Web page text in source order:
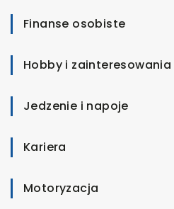
Finanse osobiste
Hobby i zainteresowania
Jedzenie i napoje
Kariera
Motoryzacja